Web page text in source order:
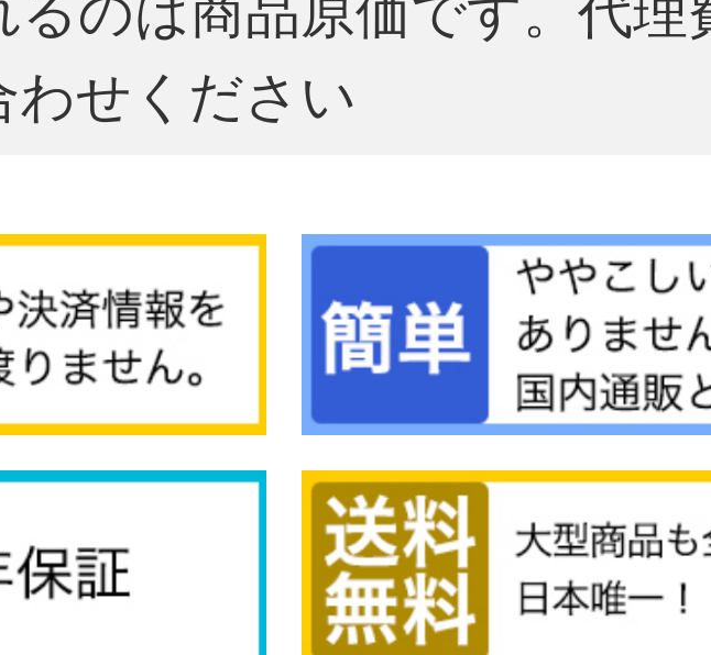
せください